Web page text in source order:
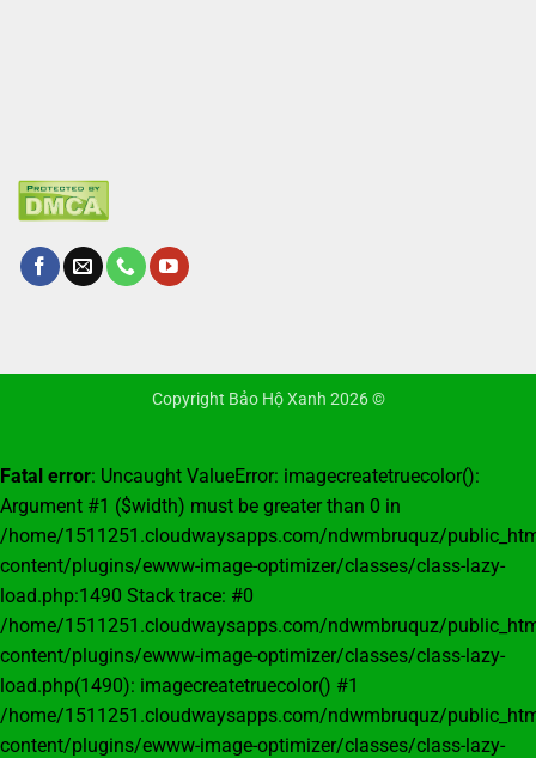
Copyright Bảo Hộ Xanh 2026 ©
Fatal error: Uncaught ValueError: imagecreatetruecolor():
Argument #1 ($width) must be greater than 0 in
/home/1511251.cloudwaysapps.com/ndwmbruquz/
content/plugins/ewww-image-optimizer/classes/class-lazy-
load.php:1490 Stack trace: #0
/home/1511251.cloudwaysapps.com/ndwmbruquz/
content/plugins/ewww-image-optimizer/classes/class-lazy-
load.php(1490): imagecreatetruecolor() #1
/home/1511251.cloudwaysapps.com/ndwmbruquz/
content/plugins/ewww-image-optimizer/classes/class-lazy-